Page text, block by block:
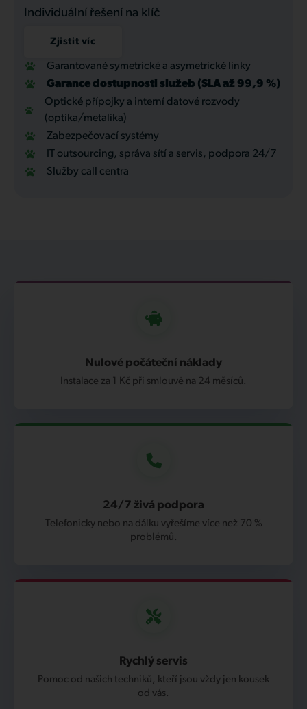
Individuální řešení na klíč
Zjistit víc
Garantované symetrické a asymetrické linky
Garance dostupnosti služeb (SLA až 99,9 %)
Optické přípojky a interní datové rozvody
(optika/metalika)
Zabezpečovací systémy
IT outsourcing, správa sítí a servis, podpora 24/7
Služby call centra
Nulové počáteční náklady
Instalace za 1 Kč při smlouvě na 24 měsíců.
24/7 živá podpora
Telefonicky nebo na dálku vyřešíme více než 70 %
problémů.
Rychlý servis
Pomoc od našich techniků, kteří jsou vždy jen kousek
od vás.